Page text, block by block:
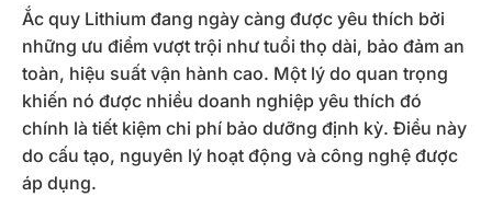
Ắc quy Lithium đang ngày càng được yêu thích bởi
những ưu điểm vượt trội như tuổi thọ dài, bảo đảm an
toàn, hiệu suất vận hành cao. Một lý do quan trọng
khiến nó được nhiều doanh nghiệp yêu thích đó
chính là tiết kiệm chi phí bảo dưỡng định kỳ. Điều này
do cấu tạo, nguyên lý hoạt động và công nghệ được
áp dụng.